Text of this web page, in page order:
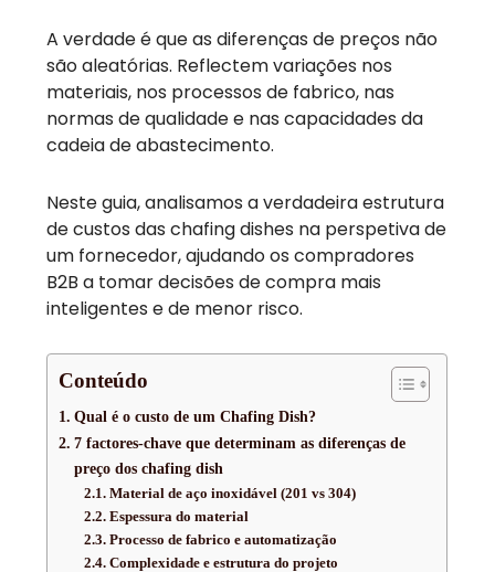
A verdade é que as diferenças de preços não
são aleatórias. Reflectem variações nos
materiais, nos processos de fabrico, nas
normas de qualidade e nas capacidades da
cadeia de abastecimento.
Neste guia, analisamos a verdadeira estrutura
de custos das chafing dishes na perspetiva de
um fornecedor, ajudando os compradores
B2B a tomar decisões de compra mais
inteligentes e de menor risco.
Conteúdo
Qual é o custo de um Chafing Dish?
7 factores-chave que determinam as diferenças de
preço dos chafing dish
Material de aço inoxidável (201 vs 304)
Espessura do material
Processo de fabrico e automatização
Complexidade e estrutura do projeto